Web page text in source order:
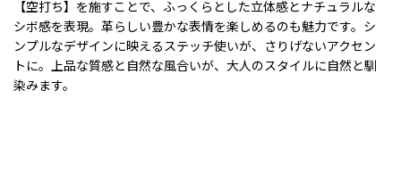
【空打ち】を施すことで、ふっくらとした立体感とナチュラルな
シボ感を表現。革らしい豊かな表情を楽しめるのも魅力です。シ
ンプルなデザインに映えるステッチ使いが、さりげないアクセン
トに。上品な質感と自然な風合いが、大人のスタイルに自然と馴
染みます。